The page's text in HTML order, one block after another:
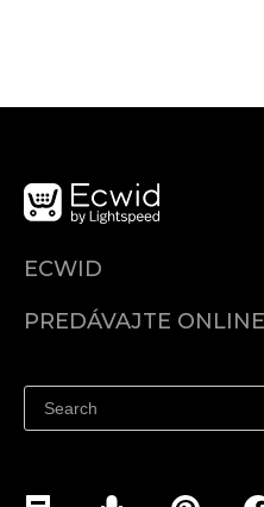
ECWID
Cenník
PREDÁVAJTE ONLINE
Predávajte na Facebook
Predávať na Instagram